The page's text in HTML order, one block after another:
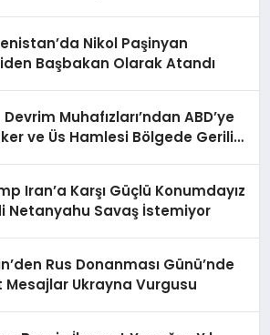
Nikol Paşinyan
Başbakan Olarak Atandı
Muhafızları’ndan ABD’ye
ve Üs Hamlesi Bölgede Gerilim
Iran’a Karşı Güçlü Konumdayız
Netanyahu Savaş İstemiyor
Rus Donanması Günü’nde
Mesajlar Ukrayna Vurgusu